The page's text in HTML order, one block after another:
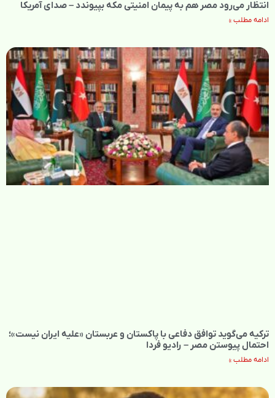
انتظار می‌رود مصر هم به پیمان امنیتی مکه بپیوندد – صدای آمریکا
ادامه مطلب »
ترکیه می‌گوید توافق دفاعی با پاکستان و عربستان «علیه ایران نیست»؛
احتمال پیوستن مصر – رادیو فردا
ادامه مطلب »